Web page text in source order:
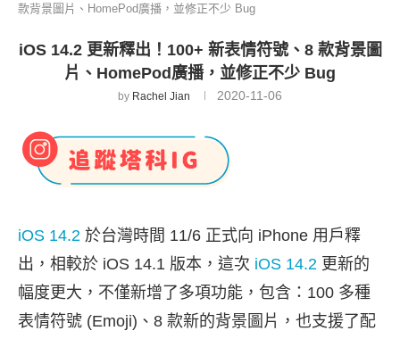
款背景圖片、HomePod廣播，並修正不少 Bug
iOS 14.2 更新釋出！100+ 新表情符號、8 款背景圖
片、HomePod廣播，並修正不少 Bug
by Rachel Jian 2020-11-06
iOS 14.2 於台灣時間 11/6 正式向 iPhone 用戶釋
出，相較於 iOS 14.1 版本，這次 iOS 14.2 更新的
幅度更大，不僅新增了多項功能，包含：100 多種
表情符號 (Emoji)、8 款新的背景圖片，也支援了配